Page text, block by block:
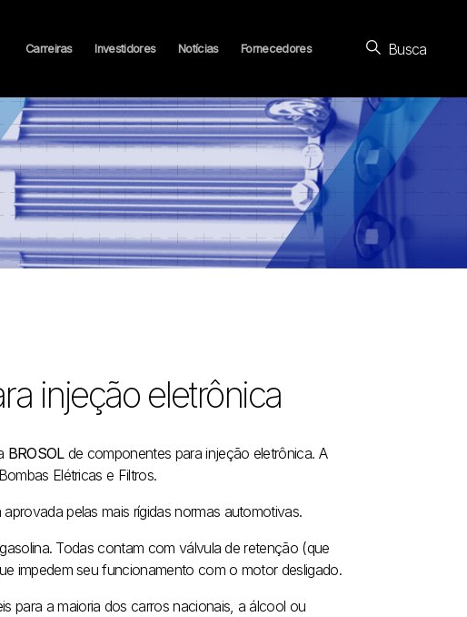
Carreiras Investidores Notícias Fornecedores Busca
injeção eletrônica
BROSOLde componentes para injeção eletrônica. A
Elétricas e Filtros.
pelas mais rígidas normas automotivas.
Todas contam com válvula de retenção (que
impedem seu funcionamento com o motor desligado.
para a maioria dos carros nacionais, a álcool ou